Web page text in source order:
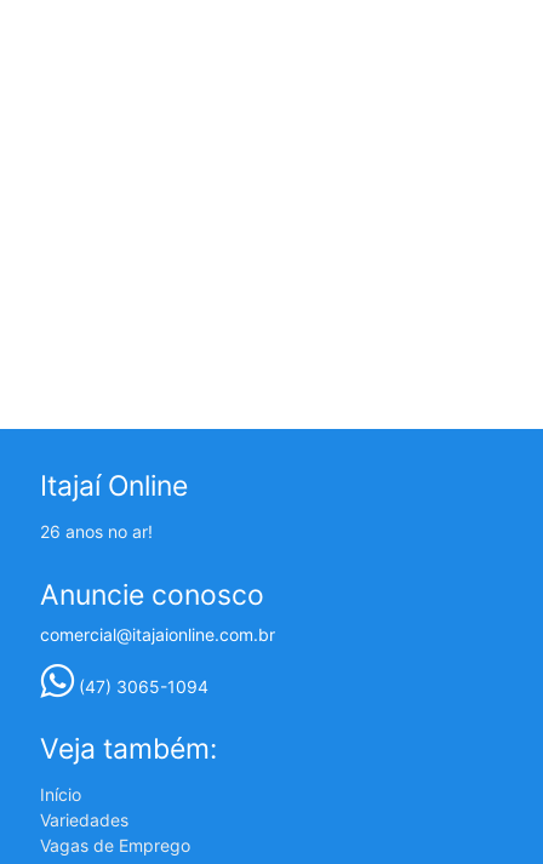
Itajaí Online
26 anos no ar!
Anuncie conosco
comercial@itajaionline.com.br
(47) 3065-1094
Veja também:
Início
Variedades
Vagas de Emprego